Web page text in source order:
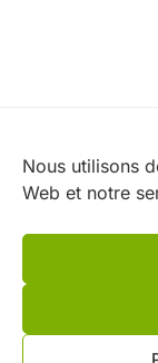
Nous utilisons
Web et notre